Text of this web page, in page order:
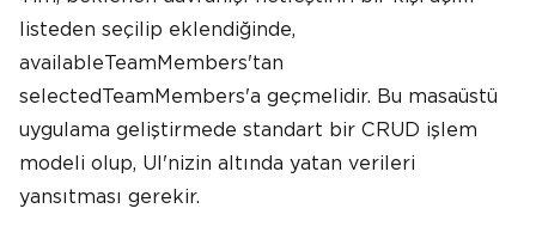
listeden seçilip eklendiğinde,
availableTeamMembers'tan
selectedTeamMembers'a geçmelidir. Bu masaüstü
uygulama geliştirmede standart bir CRUD işlem
modeli olup, UI'nizin altında yatan verileri
yansıtması gerekir.